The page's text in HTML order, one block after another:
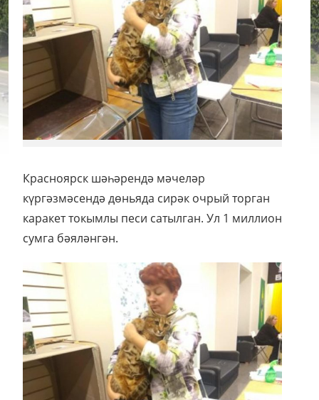
Красноярск шәһәрендә мәчеләр
күргәзмәсендә дөньяда сирәк очрый торган
каракет токымлы песи сатылган. Ул 1 миллион
сумга бәяләнгән.